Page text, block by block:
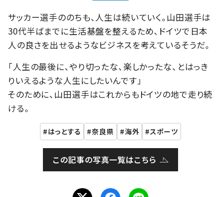
サッカー選手ののちも、人生は続いていく。山田選手は
30代半ばまでに生活基盤を整えるため、ドイツで日本
人の良さを出せるようなビジネスを考えているそうだ。
「人生の最後に、やり切ったな、楽しかったな、とはっき
りいえるような人生にしたいんです」
そのために、山田選手はこれからもドイツの地で走り続
ける。
はっとする 奈良県 海外 スポーツ
この記事の写真一覧はこちら